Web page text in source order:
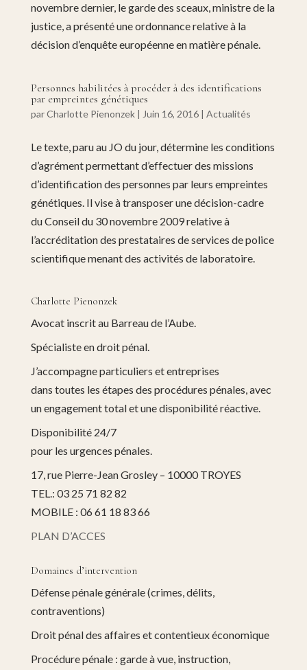
novembre dernier, le garde des sceaux, ministre de la
justice, a présenté une ordonnance relative à la
décision d’enquête européenne en matière pénale.
Personnes habilitées à procéder à des identifications
par empreintes génétiques
parCharlotte Pienonzek| Juin 16, 2016| Actualités
Le texte, paru au JO du jour, détermine les conditions
d’agrément permettant d’effectuer des missions
d’identification des personnes par leurs empreintes
génétiques. Il vise à transposer une décision-cadre
du Conseil du 30 novembre 2009 relative à
l’accréditation des prestataires de services de police
scientifique menant des activités de laboratoire.
Charlotte Pienonzek
Avocat inscrit au Barreau de l’Aube.
Spécialiste en droit pénal.
J’accompagne particuliers et entreprises
dans toutes les étapes des procédures pénales, avec
un engagement total et une disponibilité réactive.
Disponibilité 24/7
pour les urgences pénales.
17, rue Pierre-Jean Grosley – 10000 TROYES
TEL.: 03 25 71 82 82
MOBILE : 06 61 18 83 66
PLAN D’ACCES
Domaines d’intervention
Défense pénale générale (crimes, délits,
contraventions)
Droit pénal des affaires et contentieux économique
Procédure pénale : garde à vue, instruction,